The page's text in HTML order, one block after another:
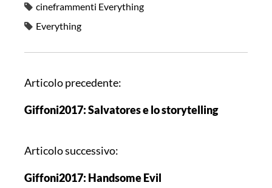
cineframmenti Everything
Everything
N
v
g
z
Articolo precedente:
Giffoni2017: Salvatores e lo storytelling
Articolo successivo:
Giffoni2017: Handsome Evil